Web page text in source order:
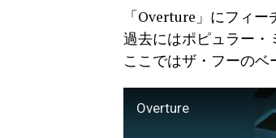
「Overture」にフィ
過去にはポピュラー・
ここではザ・フーのベ
Overture